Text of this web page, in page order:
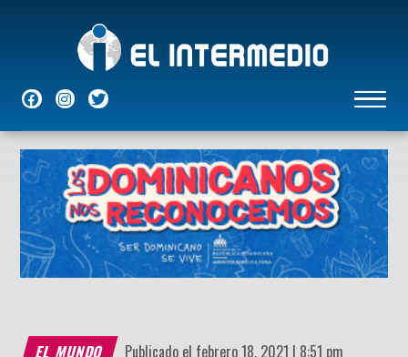
NACIONALES INTERNACIONALESECONÓMICASDEPORTES ENTRETENIMIENTO
EL MUNDO Publicado el febrero 18, 2021 | 8:51 pm